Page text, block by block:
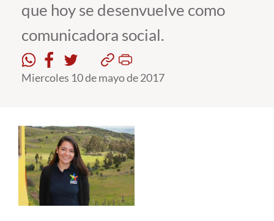
que hoy se desenvuelve como
comunicadora social.
Miercoles 10 de mayo de 2017